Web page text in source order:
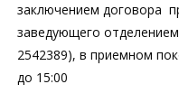
заключением договора
заведующего
2542389), в приемном
до 15:00